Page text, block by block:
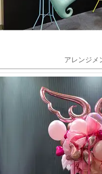
アレンジメ